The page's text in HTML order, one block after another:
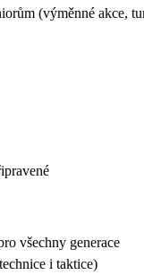
(výměnné akce,
všechny generace
i taktice)